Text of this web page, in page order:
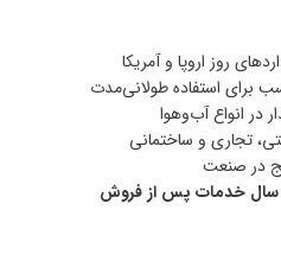
روز اروپا و آمریکا
برای استفاده طولانی‌مدت
در انواع آب‌وهوا
تجاری و ساختمانی
در صنعت
۱۰ سال خدمات پس از فروش